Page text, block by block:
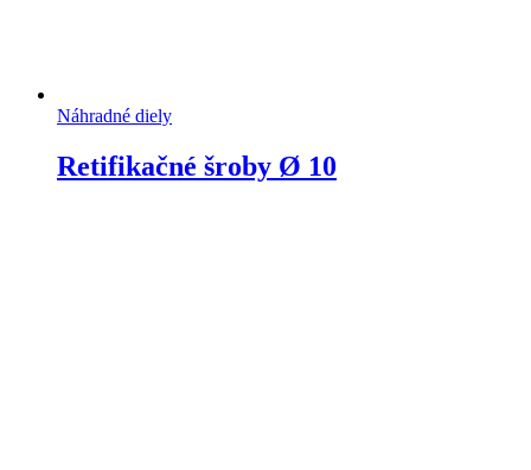
Náhradné diely
Retifikačné šroby Ø 10